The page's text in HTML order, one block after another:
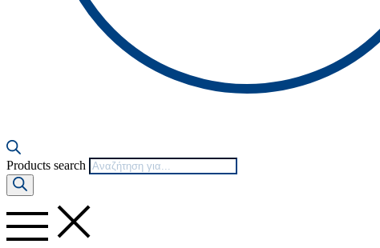
Products search